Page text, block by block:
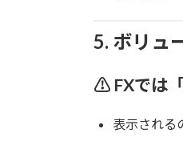
5. ボリュ
⚠ FXでは
表示される